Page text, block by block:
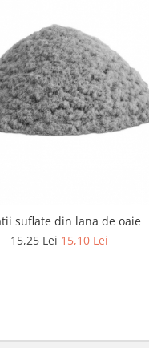
suflate din lana de oaie
15,25 Lei15,10 Lei